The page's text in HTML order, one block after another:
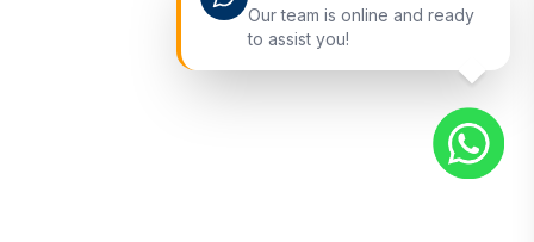
Our team is online and ready
to assist you!